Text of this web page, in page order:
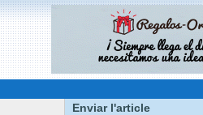
Enviar l'article